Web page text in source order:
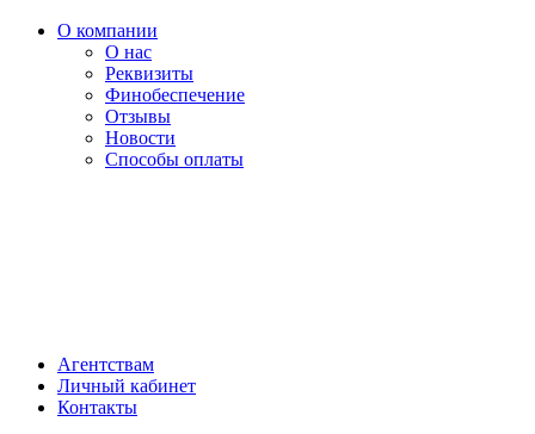
О компании
О нас
Реквизиты
Финобеспечение
Отзывы
Новости
Способы оплаты
Агентствам
Личный кабинет
Контакты